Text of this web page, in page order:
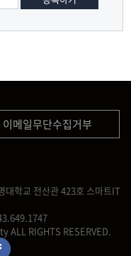
이메일무단수집거부
대학교 전산관 423호 스마트IT
ALL RIGHTS RESERVED.